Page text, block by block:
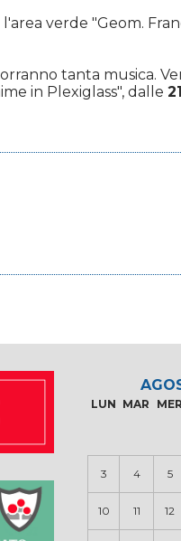
verde "Geom.
tanta musica.
in Plexiglass", dalle
LUN MAR MER
3 4 5
10 11 12